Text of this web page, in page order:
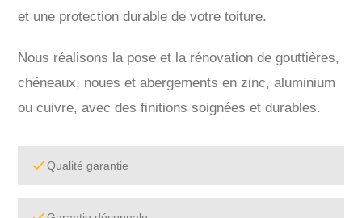
et une protection durable de votre toiture.
Nous réalisons la pose et la rénovation de gouttières,
chéneaux, noues et abergements en zinc, aluminium
ou cuivre, avec des finitions soignées et durables.
Qualité garantie